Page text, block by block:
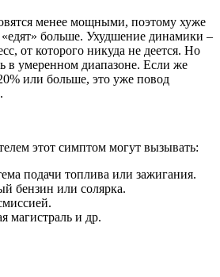
менее мощными, поэтому хуже
«едят» больше. Ухудшение динамики –
от которого никуда не деется. Но
в умеренном диапазоне. Если же
или больше, это уже повод
этот симптом могут вызывать:
подачи топлива или зажигания.
бензин или солярка.
магистраль и др.